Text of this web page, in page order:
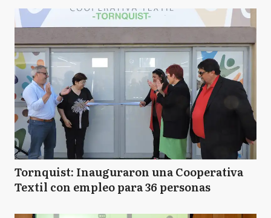
Tornquist: Inauguraron una Cooperativa
Textil con empleo para 36 personas